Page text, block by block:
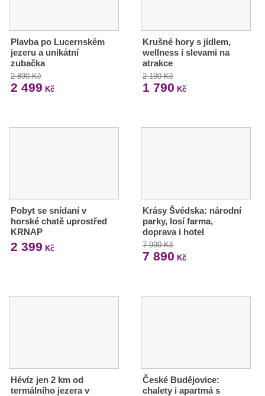
Plavba po Lucernském
jezeru a unikátní
zubačka
2 890 Kč
2 499 Kč
Krušné hory s jídlem,
wellness i slevami na
atrakce
2 190 Kč
1 790 Kč
Pobyt se snídaní v
horské chatě uprostřed
KRNAP
2 399 Kč
Krásy Švédska: národní
parky, losí farma,
doprava i hotel
7 990 Kč
7 890 Kč
Hévíz jen 2 km od
termálního jezera v
České Budějovice:
chalety i apartmá s